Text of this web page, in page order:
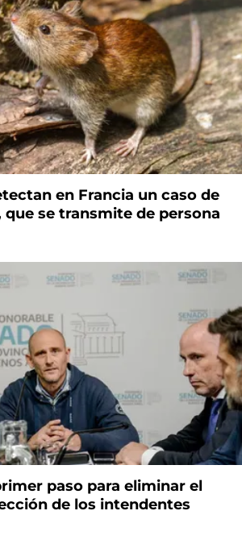
en Francia un caso de
que se transmite de persona
paso para eliminar el
de los intendentes